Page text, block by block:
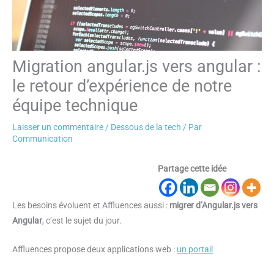
Migration angular.js vers angular :
le retour d’expérience de notre
équipe technique
Laisser un commentaire / Dessous de la tech / Par
Communication
Partage cette idée
Les besoins évoluent et Affluences aussi : migrer d’Angular.js vers
Angular, c’est le sujet du jour.
Affluences propose deux applications web : un portail